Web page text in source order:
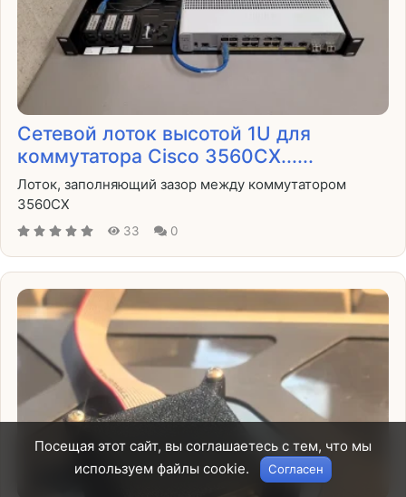
Сетевой лоток высотой 1U для
коммутатора Cisco 3560CX......
Лоток, заполняющий зазор между коммутатором
3560CX
33 0
Посещая этот сайт, вы соглашаетесь с тем, что мы
используем файлы cookie.
Согласен